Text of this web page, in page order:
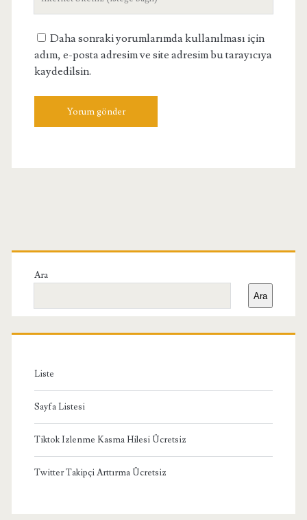
Daha sonraki yorumlarımda kullanılması için
adım, e-posta adresim ve site adresim bu tarayıcıya
kaydedilsin.
Birincil
Yan
Menü
Ara
Ara
Liste
Sayfa Listesi
Tiktok Izlenme Kasma Hilesi Ücretsiz
Twitter Takipçi Arttırma Ücretsiz